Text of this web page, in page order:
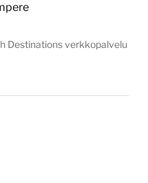
Destinations verkkopalvelu